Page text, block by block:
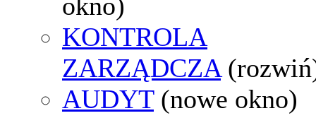
KONTROLA
ZARZĄDCZA
AUDYT (nowe okno)